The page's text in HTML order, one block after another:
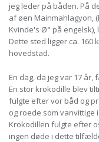
jeg leder på båden. På
af øen Mainmahlagyon,
Kvinde's Ø" på engelsk),
Dette sted ligger ca. 160
hovedstad.
En dag, da jeg var 17
En stor krokodille blev
fulgte efter vor båd og
og roede som vanvittige
Krokodillen fulgte efter
ingen døde i dette